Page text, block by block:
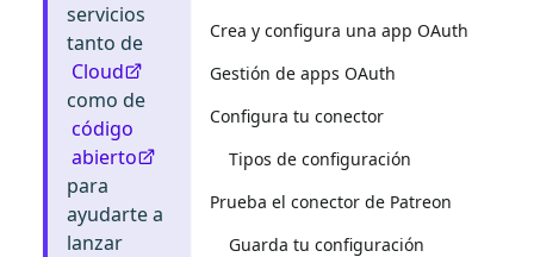
servicios
tanto de
Cloud
como de
código
abierto
para
ayudarte a
lanzar
Crea y configura una app OAuth
Gestión de apps OAuth
Configura tu conector
Tipos de configuración
Prueba el conector de Patreon
Guarda tu configuración